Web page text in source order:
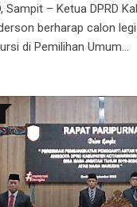
Sampit – Ketua DPRD
berharap calon
di Pemilihan Umum…